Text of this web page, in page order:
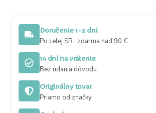
Doručenie 1-2 dni
Po celej SR · zdarma nad 90 €
14 dní na vrátenie
Bez udania dôvodu
Originálny tovar
Priamo od značky